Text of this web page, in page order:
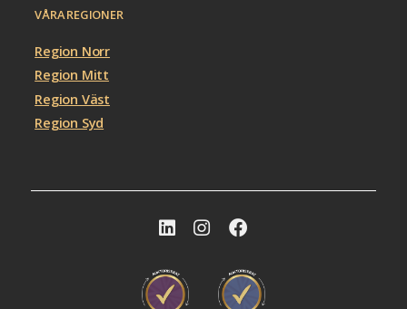
VÅRA REGIONER
Region Norr
Region Mitt
Region Väst
Region Syd